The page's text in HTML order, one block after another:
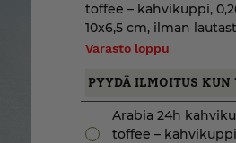
toffee – kahvikuppi,
10x6,5 cm, ilman
Varasto loppu
PYYDÄ ILMOITUS KUN
Arabia 24h
toffee – kahvikuppi